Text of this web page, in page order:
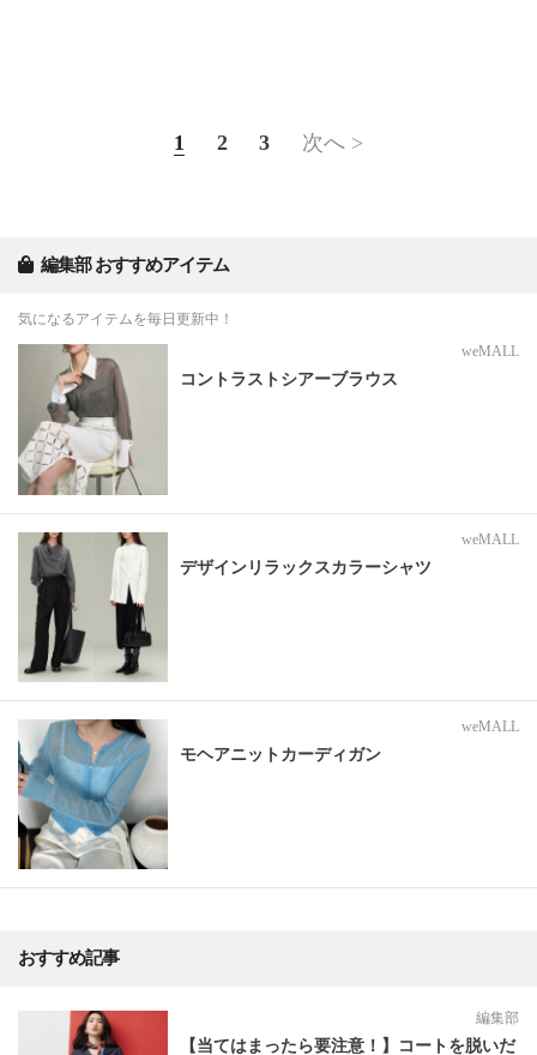
1 2 3 次へ >
編集部 おすすめアイテム
気になるアイテムを毎日更新中！
weMALL
コントラストシアーブラウス
weMALL
デザインリラックスカラーシャツ
weMALL
モヘアニットカーディガン
おすすめ記事
編集部
【当てはまったら要注意！】コートを脱いだ